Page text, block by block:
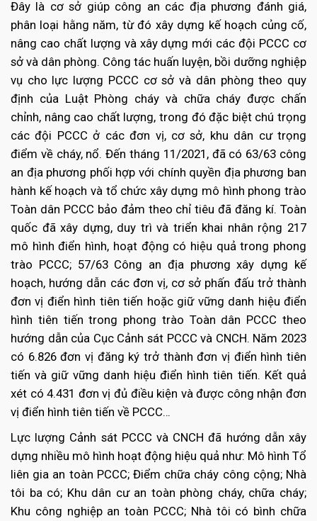
Đây là cơ sở giúp công an các địa phương đánh giá,
phân loại hằng năm, từ đó xây dựng kế hoạch củng cố,
nâng cao chất lượng và xây dựng mới các đội PCCC cơ
sở và dân phòng. Công tác huấn luyện, bồi dưỡng nghiệp
vụ cho lực lượng PCCC cơ sở và dân phòng theo quy
định của Luật Phòng cháy và chữa cháy được chấn
chỉnh, nâng cao chất lượng, trong đó đặc biệt chú trọng
các đội PCCC ở các đơn vị, cơ sở, khu dân cư trọng
điểm về cháy, nổ. Đến tháng 11/2021, đã có 63/63 công
an địa phương phối hợp với chính quyền địa phương ban
hành kế hoạch và tổ chức xây dựng mô hình phong trào
Toàn dân PCCC bảo đảm theo chỉ tiêu đã đăng kí. Toàn
quốc đã xây dựng, duy trì và triển khai nhân rộng 217
mô hình điển hình, hoạt động có hiệu quả trong phong
trào PCCC; 57/63 Công an địa phương xây dựng kế
hoạch, hướng dẫn các đơn vị, cơ sở phấn đấu trở thành
đơn vị điển hình tiên tiến hoặc giữ vững danh hiệu điển
hình tiên tiến trong phong trào Toàn dân PCCC theo
hướng dẫn của Cục Cảnh sát PCCC và CNCH. Năm 2023
có 6.826 đơn vị đăng ký trở thành đơn vị điển hình tiên
tiến và giữ vững danh hiệu điển hình tiên tiến. Kết quả
xét có 4.431 đơn vị đủ điều kiện và được công nhận đơn
vị điển hình tiên tiến về PCCC…
Lực lượng Cảnh sát PCCC và CNCH đã hướng dẫn xây
dựng nhiều mô hình hoạt động hiệu quả như: Mô hình Tổ
liên gia an toàn PCCC; Điểm chữa cháy công cộng; Nhà
tôi ba có; Khu dân cư an toàn phòng cháy, chữa cháy;
Khu công nghiệp an toàn PCCC; Nhà tôi có bình chữa